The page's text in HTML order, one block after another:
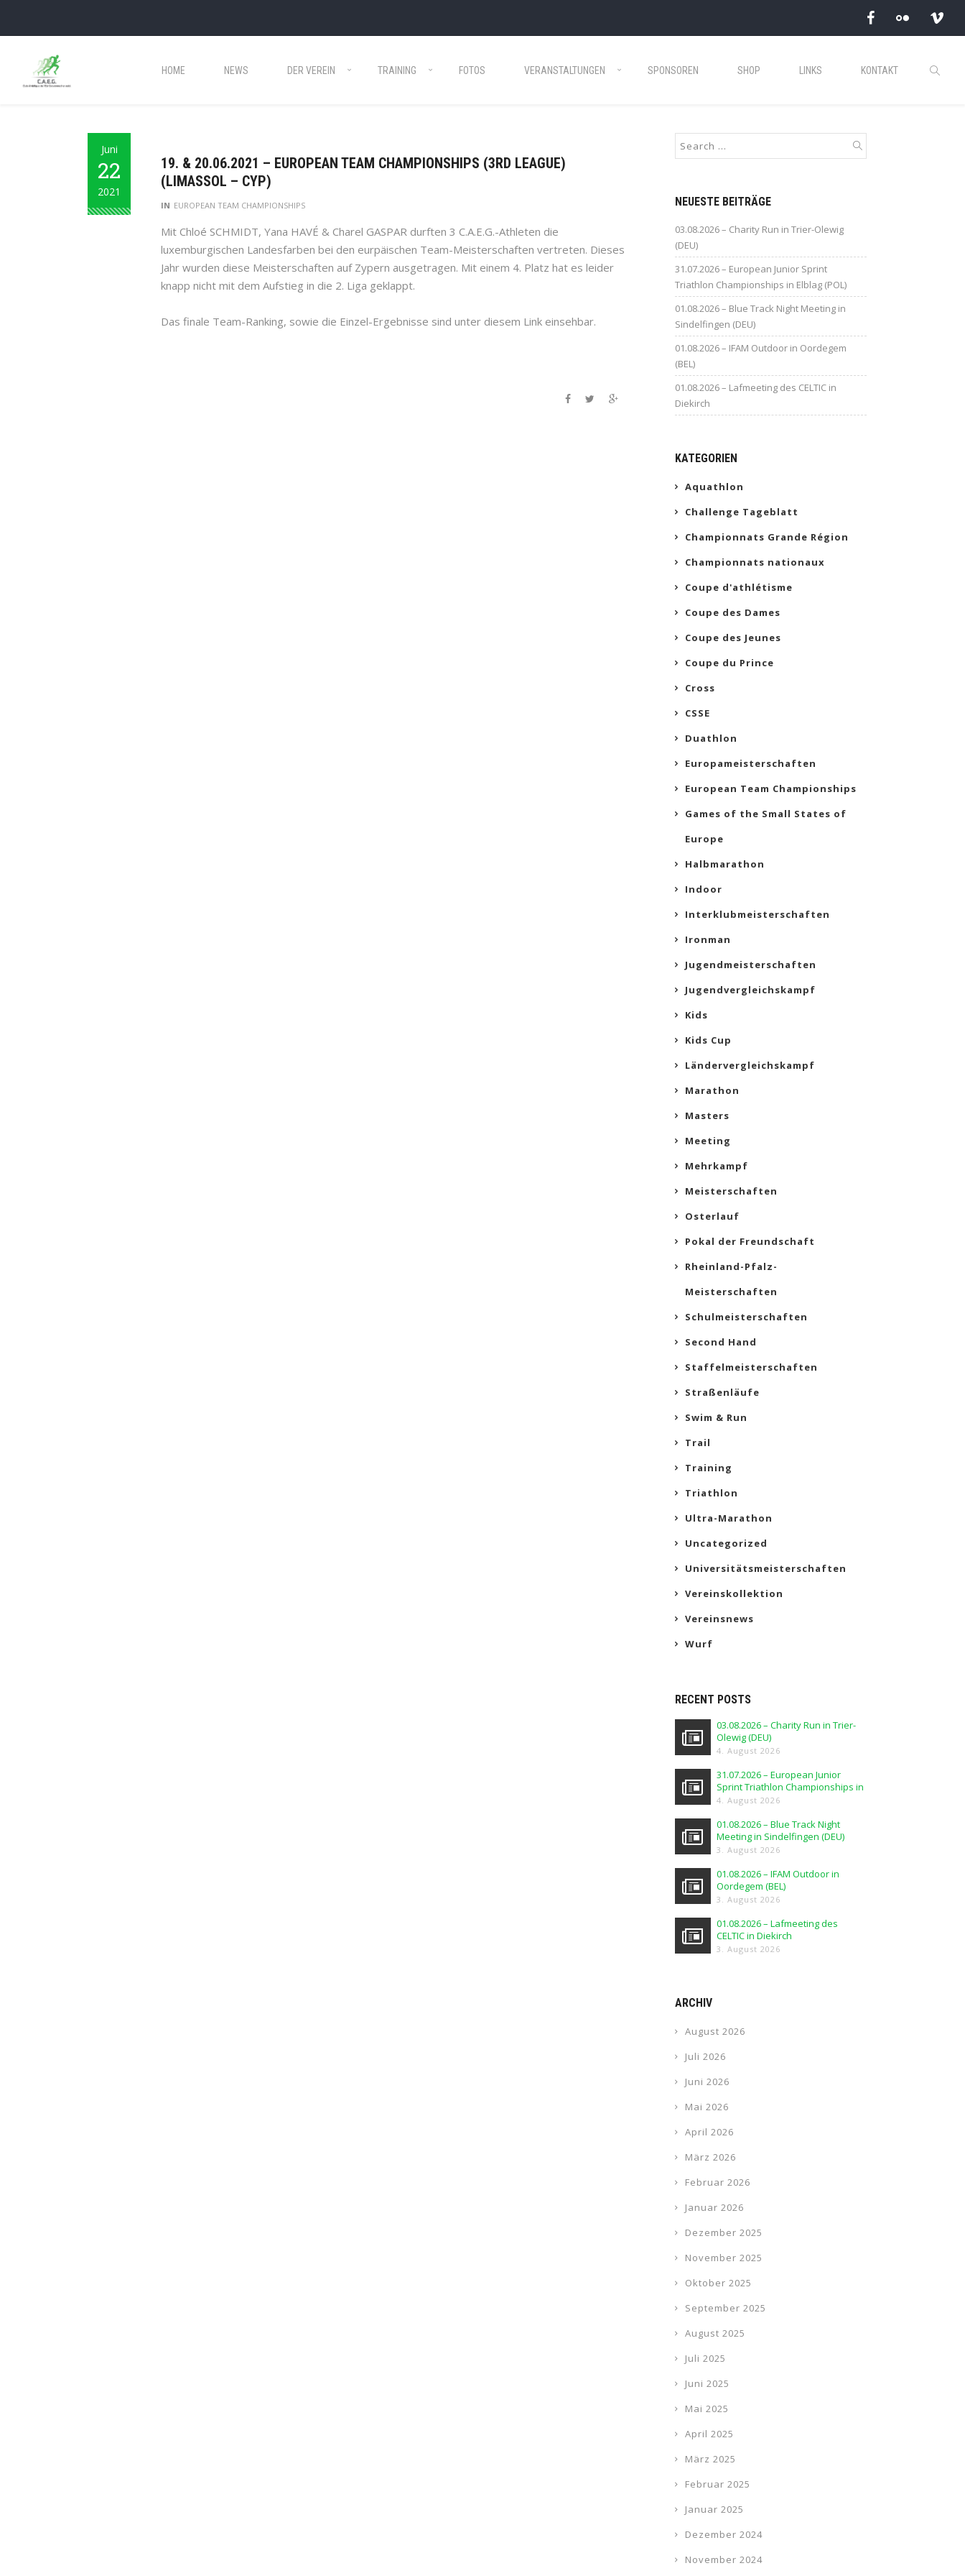
HOME NEWS DER VEREIN TRAINING FOTOS VERANSTALTUNGEN SPONSOREN SHOP LINKS KONTAKT
Juni
22
2021
19. & 20.06.2021 – EUROPEAN TEAM CHAMPIONSHIPS (3RD LEAGUE)
(LIMASSOL – CYP)
IN EUROPEAN TEAM CHAMPIONSHIPS
Mit Chloé SCHMIDT, Yana HAVÉ & Charel GASPAR durften 3 C.A.E.G.-Athleten die
luxemburgischen Landesfarben bei den eurpäischen Team-Meisterschaften vertreten. Dieses
Jahr wurden diese Meisterschaften auf Zypern ausgetragen. Mit einem 4. Platz hat es leider
knapp nicht mit dem Aufstieg in die 2. Liga geklappt.
Das finale Team-Ranking, sowie die Einzel-Ergebnisse sind unter diesem Link einsehbar.
NEUESTE BEITRÄGE
03.08.2026 – Charity Run in Trier-Olewig
(DEU)
31.07.2026 – European Junior Sprint
Triathlon Championships in Elblag (POL)
01.08.2026 – Blue Track Night Meeting in
Sindelfingen (DEU)
01.08.2026 – IFAM Outdoor in Oordegem
(BEL)
01.08.2026 – Lafmeeting des CELTIC in
Diekirch
KATEGORIEN
Aquathlon
Challenge Tageblatt
Championnats Grande Région
Championnats nationaux
Coupe d'athlétisme
Coupe des Dames
Coupe des Jeunes
Coupe du Prince
Cross
CSSE
Duathlon
Europameisterschaften
European Team Championships
Games of the Small States of
Europe
Halbmarathon
Indoor
Interklubmeisterschaften
Ironman
Jugendmeisterschaften
Jugendvergleichskampf
Kids
Kids Cup
Ländervergleichskampf
Marathon
Masters
Meeting
Mehrkampf
Meisterschaften
Osterlauf
Pokal der Freundschaft
Rheinland-Pfalz-
Meisterschaften
Schulmeisterschaften
Second Hand
Staffelmeisterschaften
Straßenläufe
Swim & Run
Trail
Training
Triathlon
Ultra-Marathon
Uncategorized
Universitätsmeisterschaften
Vereinskollektion
Vereinsnews
Wurf
RECENT POSTS
03.08.2026 – Charity Run in Trier-
Olewig (DEU)
4. August 2026
31.07.2026 – European Junior
Sprint Triathlon Championships in
Elblag (POL)
4. August 2026
01.08.2026 – Blue Track Night
Meeting in Sindelfingen (DEU)
3. August 2026
01.08.2026 – IFAM Outdoor in
Oordegem (BEL)
3. August 2026
01.08.2026 – Lafmeeting des
CELTIC in Diekirch
3. August 2026
ARCHIV
August 2026
Juli 2026
Juni 2026
Mai 2026
April 2026
März 2026
Februar 2026
Januar 2026
Dezember 2025
November 2025
Oktober 2025
September 2025
August 2025
Juli 2025
Juni 2025
Mai 2025
April 2025
März 2025
Februar 2025
Januar 2025
Dezember 2024
November 2024